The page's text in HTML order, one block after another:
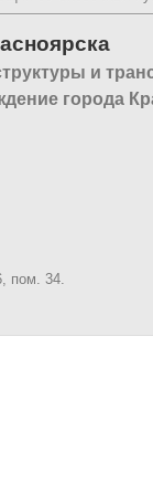
и
города
пом. 34.